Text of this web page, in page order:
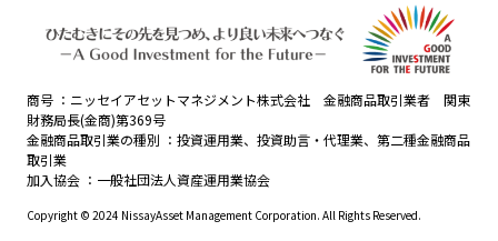
商号
ニッセイアセットマネジメント株式会社 金融商品取引業者 関東
財務局長(金商)第369号
金融商品取引業の種別
投資運用業、投資助言・代理業、第二種金融商品
取引業
加入協会
一般社団法人資産運用業協会
Copyright © 2024 NissayAsset Management Corporation. All Rights Reserved.